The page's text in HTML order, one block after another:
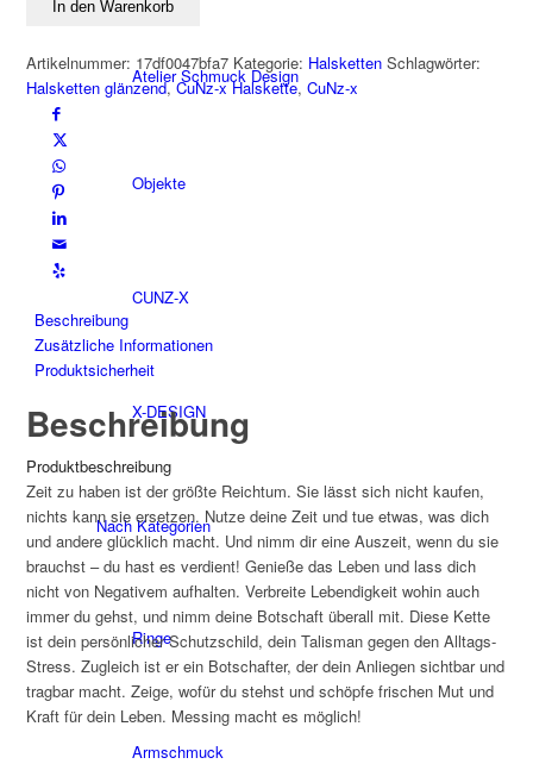
Atelier Schmuck Design
Objekte
CUNZ-X
X-DESIGN
Nach Kategorien
Ringe
Armschmuck
ZEITIn den Warenkorb
Artikelnummer: 17df0047bfa7 Kategorie: Halsketten Schlagwörter:
Halsketten glänzend,CuNz-x Halskette,CuNz-x
Beschreibung
Zusätzliche Informationen
Produktsicherheit
Beschreibung
Produktbeschreibung
Zeit zu haben ist der größte Reichtum. Sie lässt sich nicht kaufen,
nichts kann sie ersetzen. Nutze deine Zeit und tue etwas, was dich
und andere glücklich macht. Und nimm dir eine Auszeit, wenn du sie
brauchst – du hast es verdient! Genieße das Leben und lass dich
nicht von Negativem aufhalten. Verbreite Lebendigkeit wohin auch
immer du gehst, und nimm deine Botschaft überall mit. Diese Kette
ist dein persönlicher Schutzschild, dein Talisman gegen den Alltags-
Stress. Zugleich ist er ein Botschafter, der dein Anliegen sichtbar und
tragbar macht. Zeige, wofür du stehst und schöpfe frischen Mut und
Kraft für dein Leben. Messing macht es möglich!